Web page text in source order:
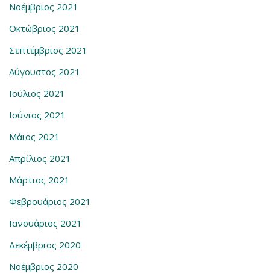
Νοέμβριος 2021
Οκτώβριος 2021
Σεπτέμβριος 2021
Αύγουστος 2021
Ιούλιος 2021
Ιούνιος 2021
Μάιος 2021
Απρίλιος 2021
Μάρτιος 2021
Φεβρουάριος 2021
Ιανουάριος 2021
Δεκέμβριος 2020
Νοέμβριος 2020